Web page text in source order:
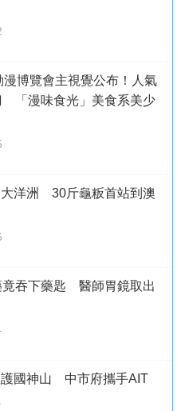
漫博覽會主視覺公布！人氣
「漫味食光」美食系美少
洋洲 30斤龜粄首站到澳
竟吞下藥匙 醫師胃鏡取出
護國神山 中市府攜手AIT